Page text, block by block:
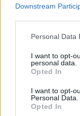
Downstream
Please note that
not limited to your
grant or deny
use your data for
consent section.
Personal Data
I want to opt-
personal data.
Opted In
I want to opt-
Personal Data.
Opted In
Meccs
Paris
Felkészülési szezon